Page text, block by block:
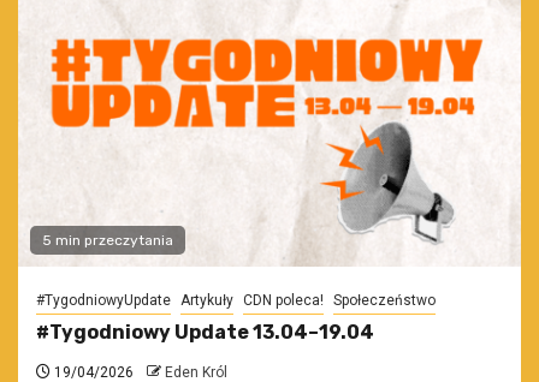
5 min przeczytania
#TygodniowyUpdate Artykuły CDN poleca! Społeczeństwo
#Tygodniowy Update 13.04–19.04
19/04/2026 Eden Król